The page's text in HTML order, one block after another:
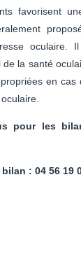
favorisent
oculaire.
la santé
en cas
pour les
: 04 56 19